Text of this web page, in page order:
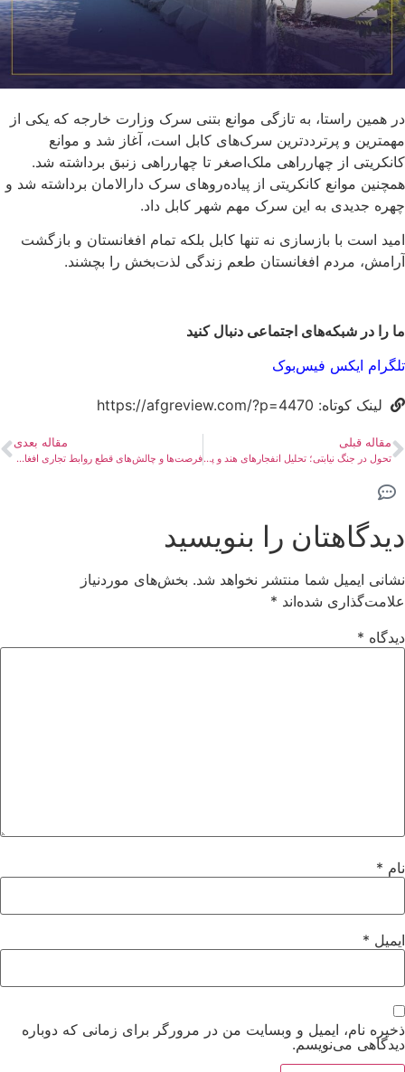
در همین راستا، به تازگی موانع بتنی سرک وزارت خارجه که یکی از
مهمترین و پرترددترین سرک‌های کابل است، آغاز شد و موانع
کانکریتی از چهارراهی ملک‌اصغر تا چهارراهی زنبق برداشته شد.
همچنین موانع کانکریتی از پیاده‌روهای سرک دارالامان برداشته شد و
چهره جدیدی به این سرک مهم شهر کابل داد.
امید است با بازسازی نه تنها کابل بلکه تمام افغانستان و بازگشت
آرامش، مردم افغانستان طعم زندگی لذت‌بخش را بچشند.
ما را در شبکه‌های اجتماعی دنبال کنید
تلگرام ایکس فیس‌بوک
لینک کوتاه: https://afgreview.com/?p=4470
مقاله قبلی
تحول در جنگ نیابتی؛ تحلیل انفجارهای هند و پاکستان
مقاله بعدی
فرصت‌ها و چالش‌های قطع روابط تجاری افغانستان با پاکستان
دیدگاهتان را بنویسید
نشانی ایمیل شما منتشر نخواهد شد. بخش‌های موردنیاز
علامت‌گذاری شده‌اند *
دیدگاه *
نام *
ایمیل *
ذخیره نام، ایمیل و وبسایت من در مرورگر برای زمانی که دوباره
دیدگاهی می‌نویسم.